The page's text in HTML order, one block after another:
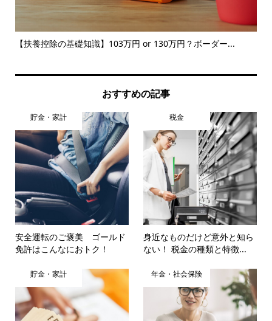
【扶養控除の基礎知識】103万円 or 130万円？ボーダー...
おすすめの記事
貯金・家計
安全運転のご褒美 ゴールド
免許はこんなにおトク！
税金
身近なものだけど意外と知ら
ない！ 税金の種類と特徴...
貯金・家計 年金・社会保険